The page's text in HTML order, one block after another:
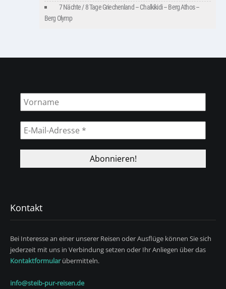
7 Nächte / 8 Tage Griechenland – Chalkikidi – Berg Athos –
Berg Olymp
Kontakt
Bei Interesse an einer unserer Reisen oder Ausflüge können Sie sich
jederzeit mit uns in Verbindung setzen oder Ihr Anliegen über das
Kontaktformularübermitteln.
info@steib-pur-reisen.de